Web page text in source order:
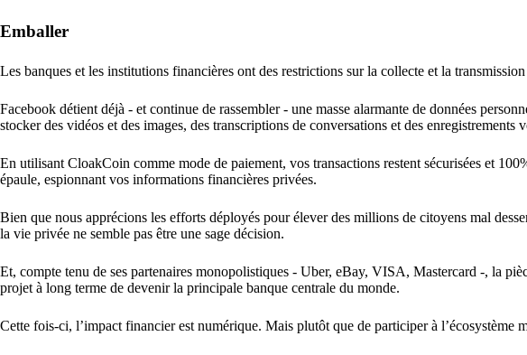
Emballer
Les banques et les institutions financières ont des restrictions sur la collecte et la
Facebook détient déjà - et continue de rassembler - une masse alarmante de données
stocker des vidéos et des images, des transcriptions de conversations et des enregistrements
En utilisant CloakCoin comme mode de paiement, vos transactions restent sécurisées et
épaule, espionnant vos informations financières privées.
Bien que nous apprécions les efforts déployés pour élever des millions de citoyens mal
la vie privée ne semble pas être une sage décision.
Et, compte tenu de ses partenaires monopolistiques - Uber, eBay, VISA, Mastercard -, la
projet à long terme de devenir la principale banque centrale du monde.
Cette fois-ci, l’impact financier est numérique. Mais plutôt que de participer à l’écosystème